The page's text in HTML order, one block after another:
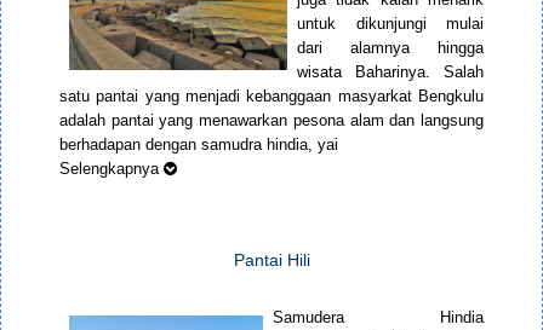
untuk dikunjungi mulai
dari alamnya hingga
wisata Baharinya. Salah
satu pantai yang menjadi kebanggaan masyarkat Bengkulu
adalah pantai yang menawarkan pesona alam dan langsung
berhadapan dengan samudra hindia, yai
Selengkapnya
Pantai Hili
Samudera Hindia